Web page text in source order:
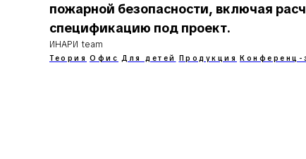
пожарной безопасности, включая
спецификацию под проект.
ИНАРИ team
Теория Офис Для детей Продукция Конференц-